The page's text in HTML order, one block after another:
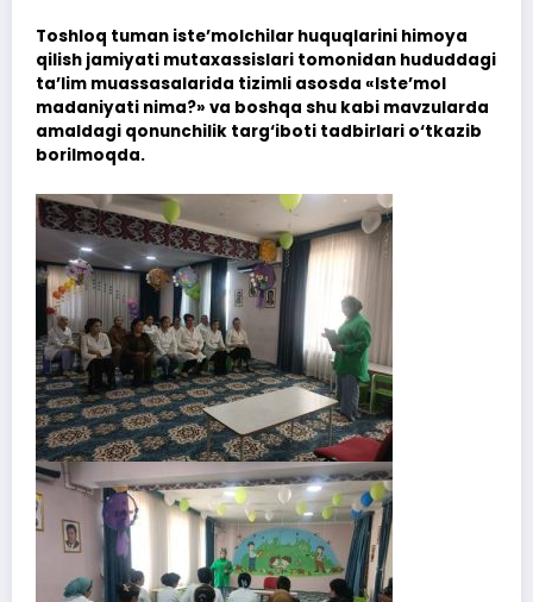
Toshloq tuman iste’molchilar huquqlarini himoya
qilish jamiyati mutaxassislari tomonidan hududdagi
ta’lim muassasalarida tizimli asosda «Iste’mol
madaniyati nima?» va boshqa shu kabi mavzularda
amaldagi qonunchilik targ‘iboti tadbirlari o‘tkazib
borilmoqda.